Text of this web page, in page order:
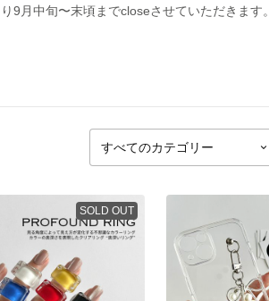
月中旬〜末頃までcloseさせていただきます。
SOLD OUT